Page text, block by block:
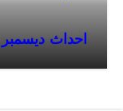
احداث ديسمبر 2025